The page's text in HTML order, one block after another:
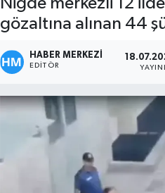
gözaltına alınan 44
HABER MERKEZİ
EDITÖR